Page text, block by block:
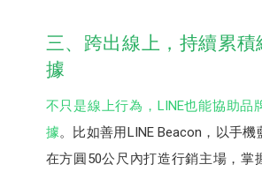
三、跨出線上，持續累積
據
不只是線上行為，LINE也能協助品
據。比如善用LINE Beacon，以手機
在方圓50公尺內打造行銷主場，掌